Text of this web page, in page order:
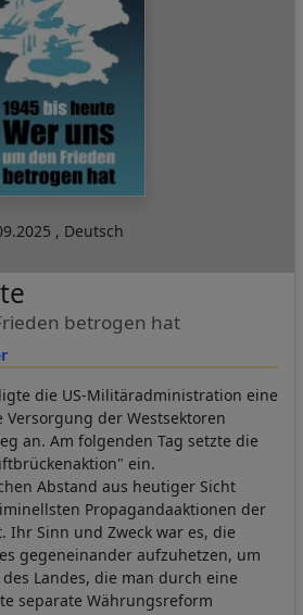
, Deutsch
betrogen hat
die US-Militäradministration eine
der Westsektoren
an. Am folgenden Tag setzte die
ein.
Abstand aus heutiger Sicht
Propagandaaktionen der
Ihr Sinn und Zweck war es, die
gegeneinander aufzuhetzen, um
Landes, die man durch eine
separate Währungsreform